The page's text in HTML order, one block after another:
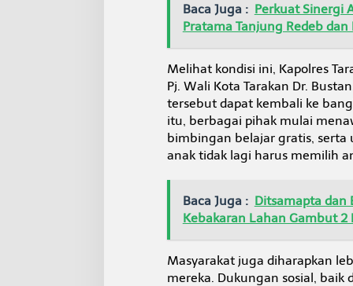
Baca Juga : Perkuat Sinergi
Pratama Tanjung Redeb dan
Melihat kondisi ini, Kapolres
Pj. Wali Kota Tarakan Dr.
tersebut dapat kembali ke
itu, berbagai pihak mulai
bimbingan belajar gratis, serta
anak tidak lagi harus memilih
Baca Juga : Ditsamapta dan
Kebakaran Lahan Gambut
Masyarakat juga diharapkan
mereka. Dukungan sosial,